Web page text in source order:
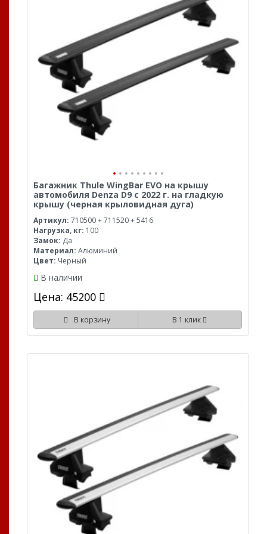
Багажник Thule WingBar EVO на крышу
автомобиля Denza D9 с 2022 г. на гладкую
крышу (черная крыловидная дуга)
Артикул: 710500 + 711520 + 5416
Нагрузка, кг: 100
Замок: Да
Материал: Алюминий
Цвет: Черный
В наличии
Цена: 45200
В корзину В 1 клик